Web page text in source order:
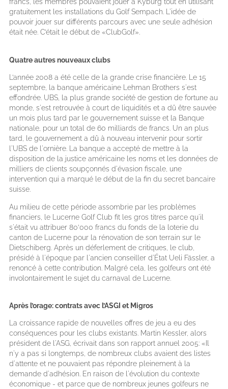
gratuitement les installations du Golf Sempach. L'idée de
pouvoir jouer sur différents parcours avec une seule adhésion
était née. C’était le début de «ClubGolf».
Quatre autres nouveaux clubs
L’année 2008 a été celle de la grande crise financière. Le 15
septembre, la banque américaine Lehman Brothers s'est
effondrée. UBS, la plus grande société de gestion de fortune au
monde, s'est retrouvée à court de liquidités et a dû être sauvée
un mois plus tard par le gouvernement suisse et la Banque
nationale, pour un total de 60 milliards de francs. Un an plus
tard, le gouvernement a dû à nouveau intervenir pour sortir
l'UBS de l'ornière. La banque a accepté de mettre à la
disposition de la justice américaine les noms et les données de
milliers de clients soupçonnés d'évasion fiscale, une
intervention qui a marqué le début de la fin du secret bancaire
suisse.
Au milieu de cette période assombrie par les problèmes
financiers, le Lucerne Golf Club fit les gros titres parce qu'il
s'était vu attribuer 80’000 francs du fonds de la loterie du
canton de Lucerne pour la rénovation de son terrain sur le
Dietschiberg. Après un déferlement de critiques, le club,
présidé à l'époque par l'ancien conseiller d'État Ueli Fässler, a
renoncé à cette contribution. Malgré cela, les golfeurs ont été
involontairement le sujet du carnaval de Lucerne.
Après l’orage: contrats avec l’ASGI et Migros
La croissance rapide de nouvelles offres de jeu a eu des
conséquences pour les clubs existants. Martin Kessler, alors
président de l'ASG, écrivait dans son rapport annuel 2005: «Il
n'y a pas si longtemps, de nombreux clubs avaient des listes
d'attente et ne pouvaient pas répondre pleinement à la
demande d'adhésion. En raison de l'évolution du contexte
économique - et parce que de nombreux jeunes golfeurs ne